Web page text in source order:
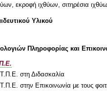
εκροφή ιχθύων, σιτηρέσια
Υλικού
Πληροφορίας και
στη Διδασκαλία
στην Επικοινωνία με τους